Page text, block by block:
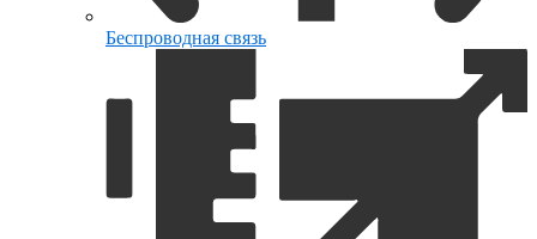
Беспроводная связь